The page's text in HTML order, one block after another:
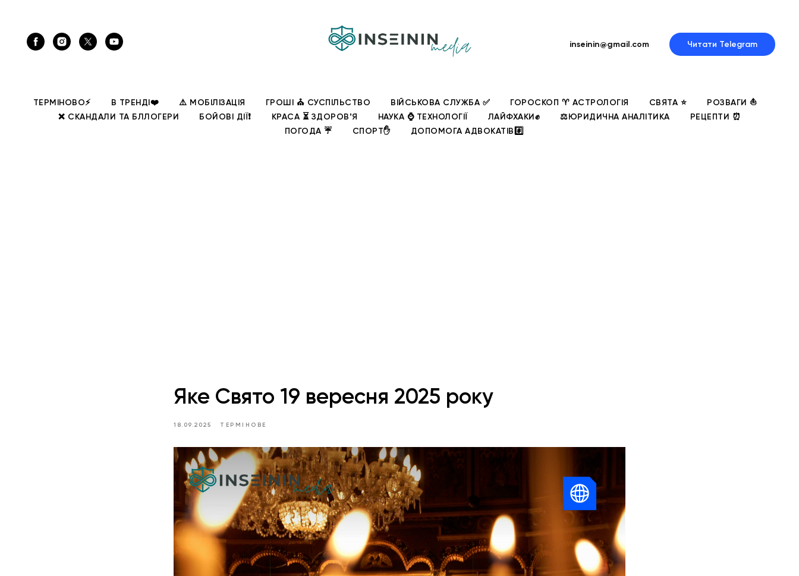
inseinin@gmail.com Читати Telegram
ТЕРМІНОВО⚡ В ТРЕНДІ❤️ ⚠️ МОБІЛІЗАЦІЯ ГРОШІ ⛪ СУСПІЛЬСТВО ВІЙСЬКОВА СЛУЖБА ✅ ГОРОСКОП ♈ АСТРОЛОГІЯ СВЯТА ⭐
РОЗВАГИ ⛵
❌ СКАНДАЛИ ТА БЛЛОГЕРИ
БОЙОВІ ДІЇ❗ КРАСА ⏳ ЗДОРОВʼЯ НАУКА ⌚ ТЕХНОЛОГІЇ ЛАЙФХАКИ✊ ⚖️ЮРИДИЧНА АНАЛІТИКА
РЕЦЕПТИ ⏰
ПОГОДА ☔
СПОРТ✋ ДОПОМОГА АДВОКАТІВ#️⃣
Яке Свято 19 вересня 2025 року
18.09.2025 ТЕРМІНОВЕ